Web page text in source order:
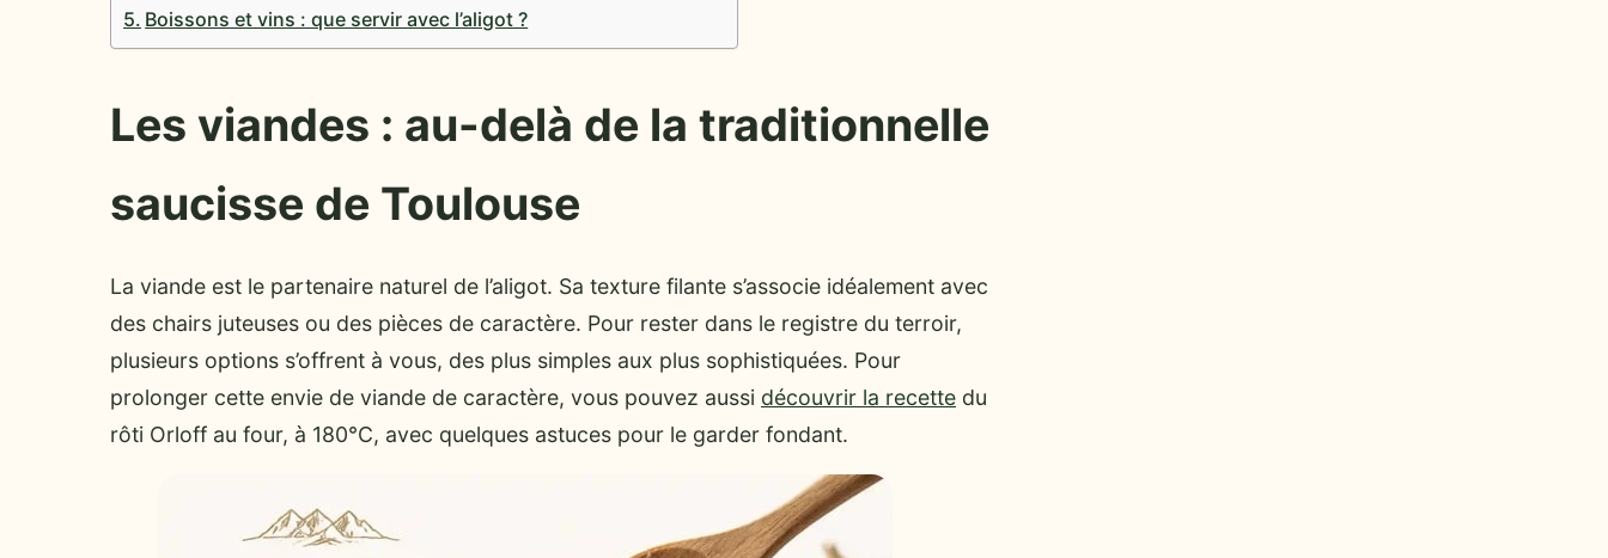
Boissons et vins : que servir avec l’aligot ?
Les viandes : au-delà de la traditionnelle
saucisse de Toulouse
La viande est le partenaire naturel de l’aligot. Sa texture filante s’associe idéalement avec
des chairs juteuses ou des pièces de caractère. Pour rester dans le registre du terroir,
plusieurs options s’offrent à vous, des plus simples aux plus sophistiquées. Pour
prolonger cette envie de viande de caractère, vous pouvez aussi découvrir la recette du
rôti Orloff au four, à 180°C, avec quelques astuces pour le garder fondant.